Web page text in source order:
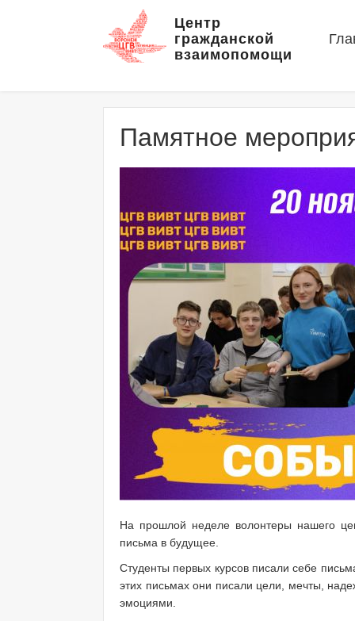
Центр
гражданской
взаимопомощи
Памятное
На прошлой неделе волонтеры нашего
письма в будущее.
Студенты первых курсов писали себе
этих письмах они писали цели, мечты,
эмоциями.